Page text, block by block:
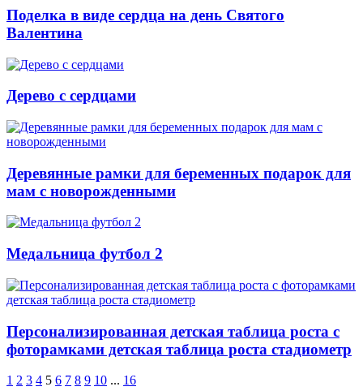
Поделка в виде сердца на день Святого
Валентина
Дерево с сердцами
Деревянные рамки для беременных подарок для
мам с новорожденными
Медальница футбол 2
Персонализированная детская таблица роста с
фоторамками детская таблица роста стадиометр
1 2 3 4 5 6 7 8 9 10 ... 16